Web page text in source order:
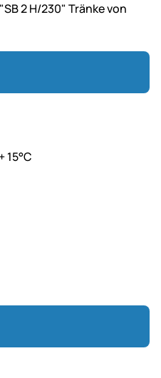
2 H/230" Tränke von
15°C